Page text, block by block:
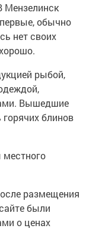
Мензелинск
обычно
нет своих
рыбой,
Вышедшие
блинов
местного
размещения
были
о ценах